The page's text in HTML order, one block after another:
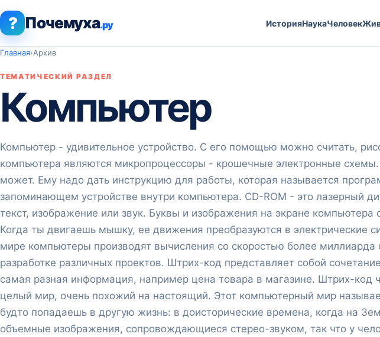
? Почемуха.ру ИсторияНаукаЧеловек
Главная›Архив
ТЕМАТИЧЕСКИЙ РАЗДЕЛ
Компьютер
Компьютер - удивительное устройство. С его помощью можно считать,
компьютера являются микропроцессоры - крошечные электронные
может. Ему надо дать инструкцию для работы, которая называется
запоминающем устройстве внутри компьютера. CD-ROM - это лазерный
текст, изображение или звук. Буквы и изображения на экране
Когда ты двигаешь мышку, ее движения преобразуются в
мире компьютеры производят вычисления со скоростью более
разработке различных проектов. Штрих-код представляет собой
самая разная информация, например цена товара в магазине. Штрих-
целый мир, очень похожий на настоящий. Этот компьютерный мир
будто попадаешь в другую жизнь: в доисторические времена, когда на
объемные изображения, сопровождающиеся стерео-звуком, так что у